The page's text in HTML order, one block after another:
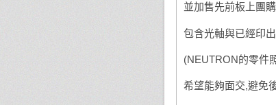
並加售先前板上團
包含光軸與已經印
(NEUTRON的零件
希望能夠面交,避免